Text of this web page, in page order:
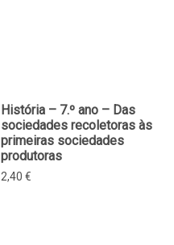
História – 7.º ano – Das
sociedades recoletoras às
primeiras sociedades
produtoras
2,40 €